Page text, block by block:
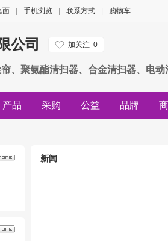
面 手机浏览 联系方式 购物车
公司 加关注 0
、聚氨酯清扫器、合金清扫器、电
产品 采购 公益 品牌
新闻